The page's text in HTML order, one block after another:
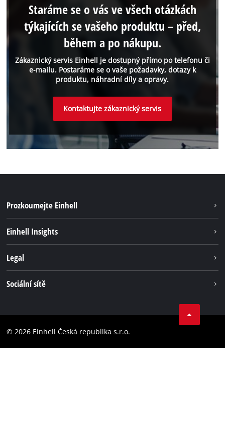
Zákaznický servis Einhell je dostupný přímo po telefonu či
e-mailu. Postaráme se o vaše požadavky, dotazy k
produktu, náhradní díly a opravy.
Staráme se o vás ve všech otázkách
týkajících se vašeho produktu – před,
během a po nákupu.
Kontaktujte zákaznický servis
Prozkoumejte Einhell
Systém akumulátorů
Einhell Insights
Einhell celosvětově
Legal
Prohlášení o přístupnosti
Sociální sítě
Instagram
© 2026 Einhell Česká republika s.r.o.